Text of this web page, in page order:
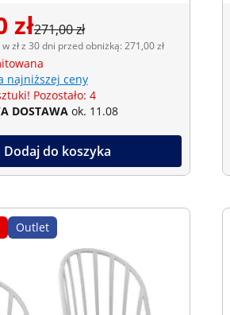
zł271,00 zł
zł z 30 dni przed obniżką: 271,00 zł
najniższej ceny
Pozostało: 4
DOSTAWA ok. 11.08
Dodaj do koszyka
Outlet